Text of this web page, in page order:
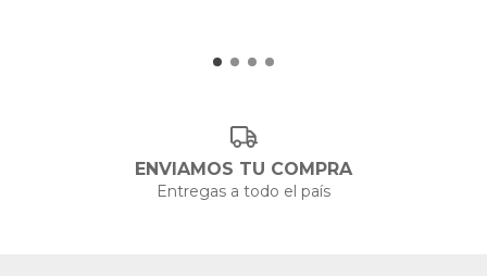
ENVIAMOS TU COMPRA
Entregas a todo el país